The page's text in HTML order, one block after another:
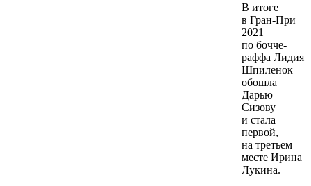
В итоге
в Гран-При
2021
по бочче-
раффа Лидия
Шпиленок
обошла
Дарью
Сизову
и стала
первой,
на третьем
месте Ирина
Лукина.